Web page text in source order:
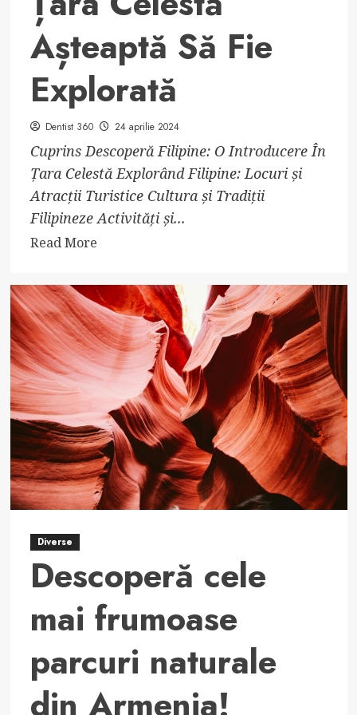
Așteaptă Să Fie
Explorată
Dentist 360 24 aprilie 2024
Cuprins Descoperă Filipine: O Introducere În
Țara Celestă Explorând Filipine: Locuri și
Atracții Turistice Cultura și Tradiții
Filipineze Activități și...
Read MoreRead
about
Descoperă
Filipine:
Țara
Celestă
Așteaptă
Fie
Explorată
Diverse
Descoperă cele
mai frumoase
parcuri naturale
din Armenia!